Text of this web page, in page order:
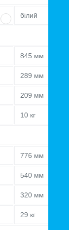
білий
845 мм
289 мм
209 мм
10 кг
776 мм
540 мм
320 мм
29 кг